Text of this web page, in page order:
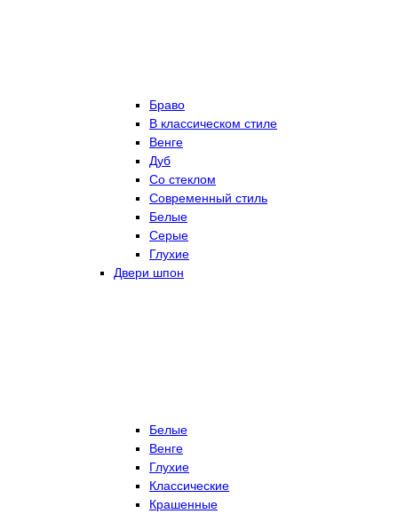
Браво
В классическом стиле
Венге
Дуб
Со стеклом
Современный стиль
Белые
Серые
Глухие
Двери шпон
Белые
Венге
Глухие
Классические
Крашенные